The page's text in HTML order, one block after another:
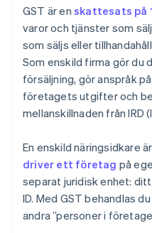
GST är en skattesats på
varor och tjänster som
som säljs eller
Som enskild firma gör du
försäljning, gör anspråk
företagets utgifter och
mellanskillnaden från IRD
En enskild näringsidkare
driver ett företag på
separat juridisk enhet:
ID. Med GST behandlas
andra ”personer i